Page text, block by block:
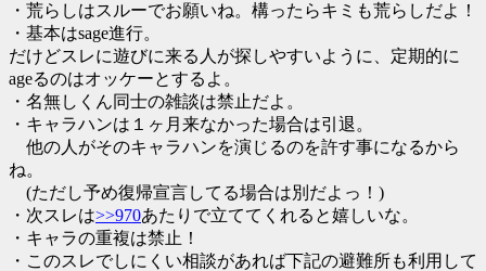
・荒らしはスルーでお願いね。構ったらキミも荒らしだよ！
・基本はsage進行。
だけどスレに遊びに来る人が探しやすいように、定期的に
ageるのはオッケーとするよ。
・名無しくん同士の雑談は禁止だよ。
・キャラハンは１ヶ月来なかった場合は引退。
他の人がそのキャラハンを演じるのを許す事になるから
ね。
(ただし予め復帰宣言してる場合は別だよっ！)
・次スレは>>970あたりで立ててくれると嬉しいな。
・キャラの重複は禁止！
・このスレでしにくい相談があれば下記の避難所も利用して